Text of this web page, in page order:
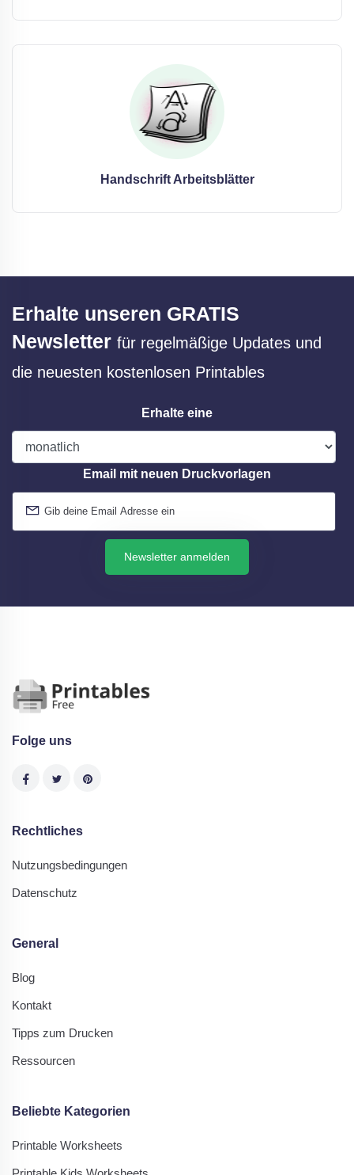
Handschrift Arbeitsblätter
Erhalte unseren GRATIS
Newsletter für regelmäßige Updates und
die neuesten kostenlosen Printables
Erhalte eine
Email mit neuen Druckvorlagen
Newsletter anmelden
Folge uns
Rechtliches
Nutzungsbedingungen
Datenschutz
General
Blog
Kontakt
Tipps zum Drucken
Ressourcen
Beliebte Kategorien
Printable Worksheets